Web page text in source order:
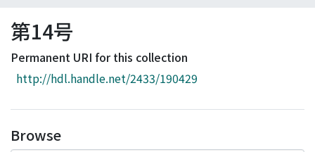
Browse
Download Ranking
Access Statistics
第14号
Permanent URI for this collection
http://hdl.handle.net/2433/190429
Browse